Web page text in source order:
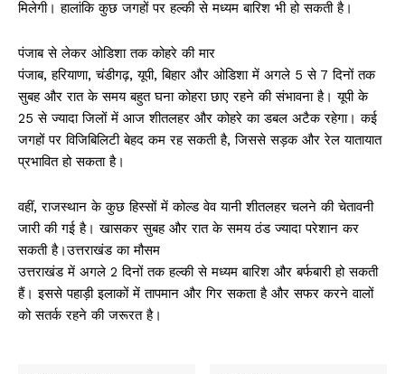
मिलेगी। हालांकि कुछ जगहों पर हल्की से मध्यम बारिश भी हो सकती है।
पंजाब से लेकर ओडिशा तक कोहरे की मार
पंजाब, हरियाणा, चंडीगढ़, यूपी, बिहार और ओडिशा में अगले 5 से 7 दिनों तक
सुबह और रात के समय बहुत घना कोहरा छाए रहने की संभावना है। यूपी के
25 से ज्यादा जिलों में आज शीतलहर और कोहरे का डबल अटैक रहेगा। कई
जगहों पर विजिबिलिटी बेहद कम रह सकती है, जिससे सड़क और रेल यातायात
प्रभावित हो सकता है।
वहीं, राजस्थान के कुछ हिस्सों में कोल्ड वेव यानी शीतलहर चलने की चेतावनी
जारी की गई है। खासकर सुबह और रात के समय ठंड ज्यादा परेशान कर
सकती है।उत्तराखंड का मौसम
उत्तराखंड में अगले 2 दिनों तक हल्की से मध्यम बारिश और बर्फबारी हो सकती
हैं। इससे पहाड़ी इलाकों में तापमान और गिर सकता है और सफर करने वालों
को सतर्क रहने की जरूरत है।